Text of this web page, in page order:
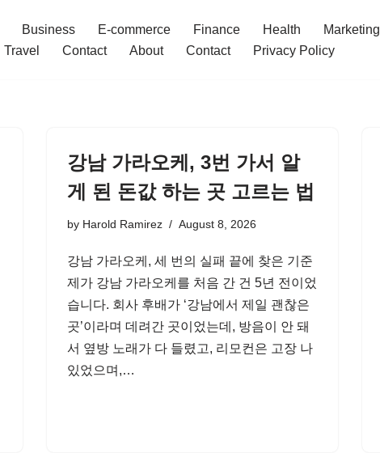
Business E-commerce Finance Health Marketing
Travel Contact About Contact Privacy Policy
강남 가라오케, 3번 가서 알
게 된 돈값 하는 곳 고르는 법
by Harold Ramirez August 8, 2026
강남 가라오케, 세 번의 실패 끝에 찾은 기준
제가 강남 가라오케를 처음 간 건 5년 전이었
습니다. 회사 후배가 ‘강남에서 제일 괜찮은
곳’이라며 데려간 곳이었는데, 방음이 안 돼
서 옆방 노래가 다 들렸고, 리모컨은 고장 나
있었으며,…